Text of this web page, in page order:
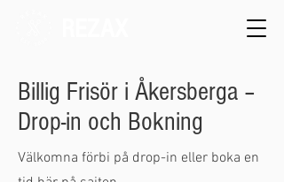
Billig Frisör i Åkersberga –
Drop-in och Bokning
Välkomna förbi på drop-in eller boka en